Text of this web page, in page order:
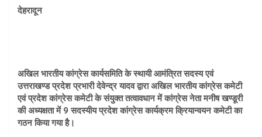
देहरादून
अखिल भारतीय कांग्रेस कार्यसमिति के स्थायी आमंत्रित सदस्य एवं
उत्तराखण्ड प्रदेश प्रभारी देवेन्द्र यादव द्वारा अखिल भारतीय कांग्रेस कमेटी
एवं प्रदेश कांग्रेस कमेटी के संयुक्त तत्वावधान में कांग्रेस नेता मनीष खण्डूरी
की अध्यक्षता में 9 सदस्यीय प्रदेश कांग्रेस कार्यक्रम क्रियान्वयन कमेटी का
गठन किया गया है।